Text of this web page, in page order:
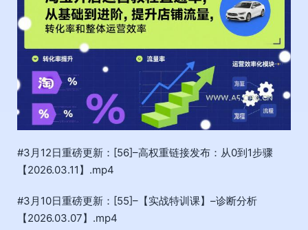
#3月12日重磅更新：[56]–高权重链接发布：从0到1步骤
【2026.03.11】.mp4
#3月10日重磅更新：[55]–【实战特训课】–诊断分析
【2026.03.07】.mp4